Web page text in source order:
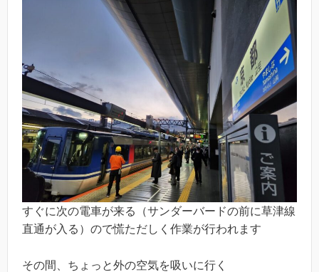
すぐに次の電車が来る（サンダーバードの前に草津線
直通が入る）ので慌ただしく作業が行われます
その間、ちょっと外の空気を吸いに行く